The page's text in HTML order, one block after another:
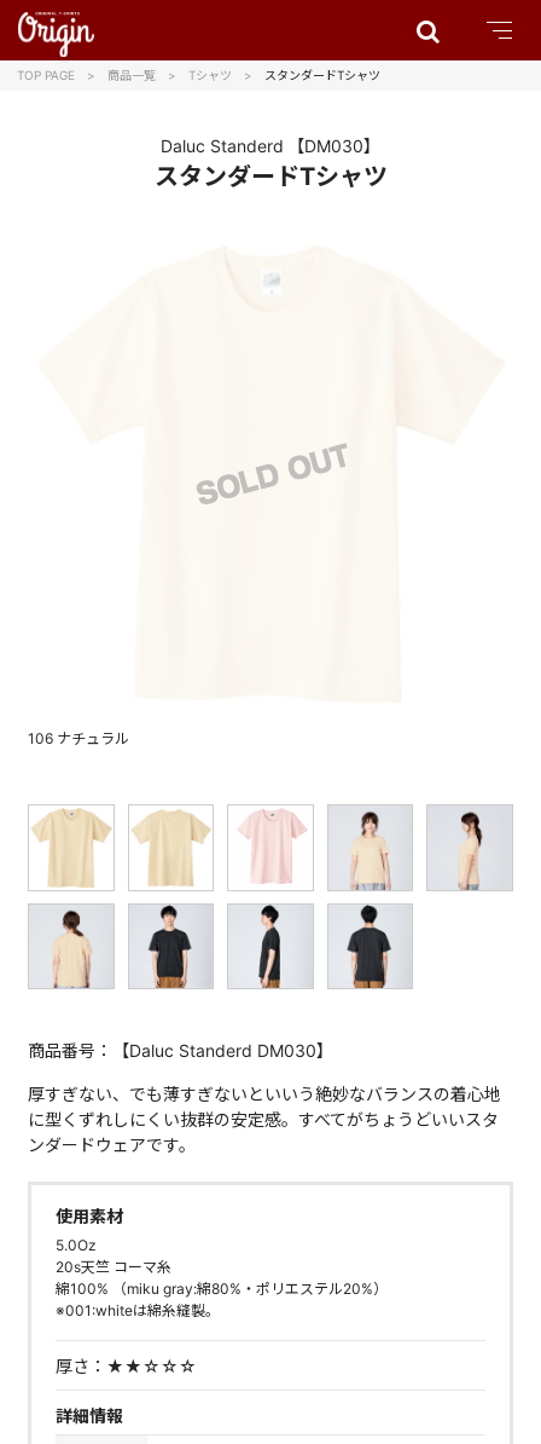
TOP PAGE 商品一覧 Tシャツ スタンダードTシャツ
Daluc Standerd 【DM030】
スタンダードTシャツ
106 ナチュラル
商品番号：【Daluc Standerd DM030】
厚すぎない、でも薄すぎないといいう絶妙なバランスの着心地
に型くずれしにくい抜群の安定感。すべてがちょうどいいスタ
ンダードウェアです。
使用素材
5.0Oz
20s天竺 コーマ糸
綿100% （miku gray:綿80%・ポリエステル20%）
※001:whiteは綿糸縫製。
厚さ： ★★☆☆☆
詳細情報